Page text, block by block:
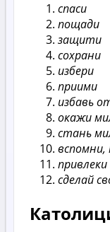
спаси
пощади
защити
сохрани
избери
приими
избавь
окажи
стань
вспомни,
привлеки
сделай